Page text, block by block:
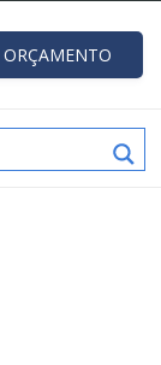
ORÇAMENTO